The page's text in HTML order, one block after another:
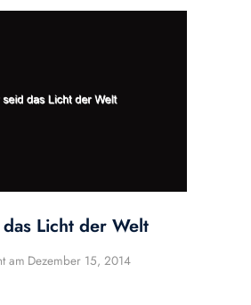
Licht der Welt
am Dezember 15, 2014